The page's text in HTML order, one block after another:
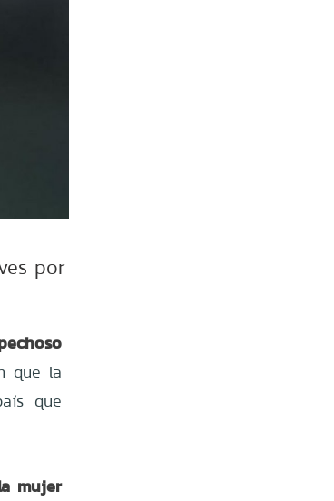
por
que la
que
mujer